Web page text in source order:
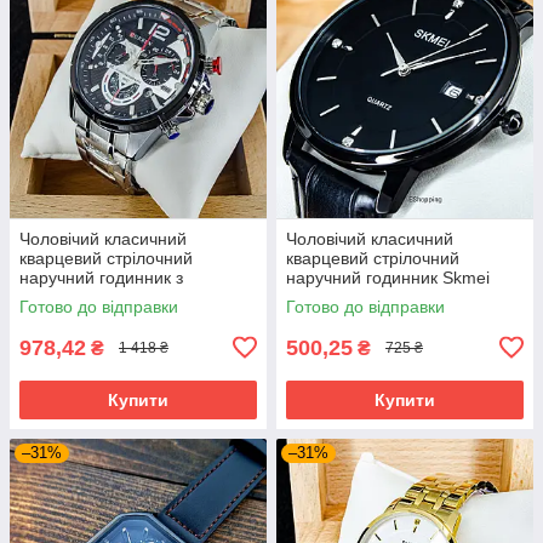
Чоловічий класичний
кварцевий стрілочний
наручний годинник з
хронографом Curren 8395
SB. Металевий браслет
Готово до відправки
978,42 ₴ 1 418 ₴
Купити
Чоловічий класичний
кварцевий стрілочний
наручний годинник Skmei
1801 BBL. Унісекс
Готово до відправки
500,25 ₴ 725 ₴
Купити
–31% –31%